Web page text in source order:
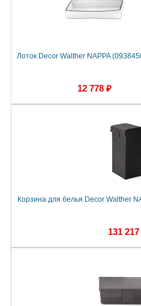
Лоток Decor Walther NAPPA
12 778 ₽
Корзина для белья Decor Walther
131